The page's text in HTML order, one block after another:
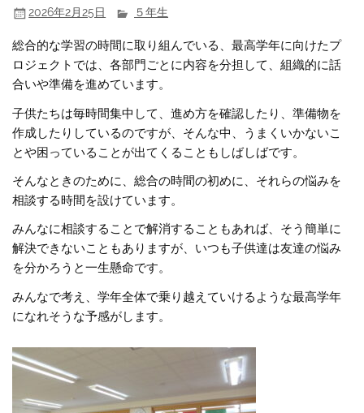
2026年2月25日 ５年生
総合的な学習の時間に取り組んでいる、最高学年に向けたプ
ロジェクトでは、各部門ごとに内容を分担して、組織的に話
合いや準備を進めています。
子供たちは毎時間集中して、進め方を確認したり、準備物を
作成したりしているのですが、そんな中、うまくいかないこ
とや困っていることが出てくることもしばしばです。
そんなときのために、総合の時間の初めに、それらの悩みを
相談する時間を設けています。
みんなに相談することで解消することもあれば、そう簡単に
解決できないこともありますが、いつも子供達は友達の悩み
を分かろうと一生懸命です。
みんなで考え、学年全体で乗り越えていけるような最高学年
になれそうな予感がします。